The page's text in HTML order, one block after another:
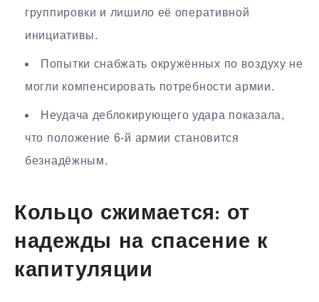
группировки и лишило её оперативной
инициативы.
Попытки снабжать окружённых по воздуху не
могли компенсировать потребности армии.
Неудача деблокирующего удара показала,
что положение 6-й армии становится
безнадёжным.
Кольцо сжимается: от
надежды на спасение к
капитуляции